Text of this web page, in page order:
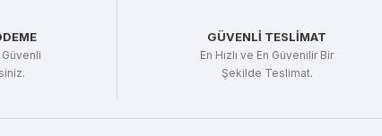
Güvenli
GÜVENLİ TESLİMAT
En Hızlı ve En Güvenilir Bir
Şekilde Teslimat.